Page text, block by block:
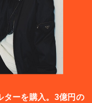
ターを購入。3億円の